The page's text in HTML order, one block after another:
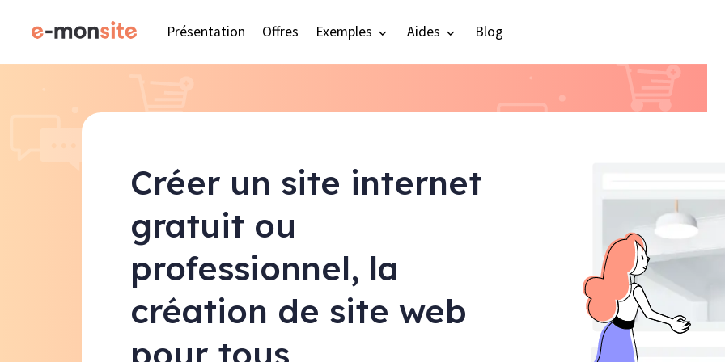
Présentation Offres Exemples Aides Blog
Créer un site internet
gratuit ou
professionnel, la
création de site web
pour tous